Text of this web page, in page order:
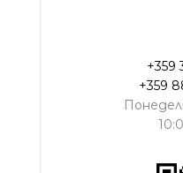
+359
+359